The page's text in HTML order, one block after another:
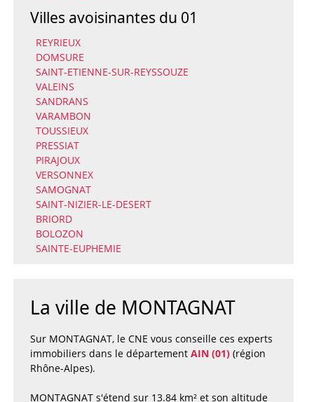
Villes avoisinantes du 01
REYRIEUX
DOMSURE
SAINT-ETIENNE-SUR-REYSSOUZE
VALEINS
SANDRANS
VARAMBON
TOUSSIEUX
PRESSIAT
PIRAJOUX
VERSONNEX
SAMOGNAT
SAINT-NIZIER-LE-DESERT
BRIORD
BOLOZON
SAINTE-EUPHEMIE
La ville de MONTAGNAT
Sur MONTAGNAT, le CNE vous conseille ces experts
immobiliers dans le département AIN (01)(région
Rhône-Alpes).
MONTAGNAT s'étend sur 13.84 km² et son altitude